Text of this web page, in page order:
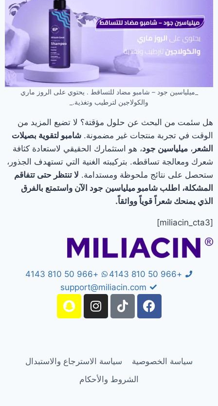
_ميلياسين جود – شامبو مضاد للتساقط . يحتوي على الروز ماري
والكولاجين لترطيب وتغذية._
هل سئمت من البحث عن حلول مؤقتة؟ لا تضيع المزيد من
الوقت في تجربة منتجات غير مضمونة. شامبو لتقوية بصيلات
الشعر ، ميلياسين جود، هو استثمارك الحقيقي لاستعادة كثافة
شعرك ومعالجة تساقطه. بتركيبته الغنية التي تستهدف الجذور،
ستحصل على نتائج ملحوظة ومستدامة. لا تنتظر حتى تتفاقم
المشكلة، اطلب شامبو ميلياسين جود الآن واستمتع بالفرق
الذي يمنحك شعراً قوياً وواثقاً.
[miliacin_cta3]
+966 50 810 4143
+966 50 810 4143
support@miliacin.com
سياسة الخصوصية
سياسة الاسترجاع والاستبدال
الشروط والأحكام